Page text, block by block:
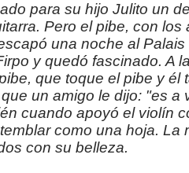
para su hijo Julito un
Pero el pibe, con los
una noche al
y quedó fascinado. A
que toque el pibe y él
un amigo le dijo: "es a
cuando apoyó el violín
como una hoja. La
con su belleza.